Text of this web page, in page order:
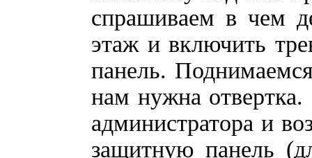
спрашиваем в чем
этаж и включить
панель.
нам нужна
администратора и
защитную панель